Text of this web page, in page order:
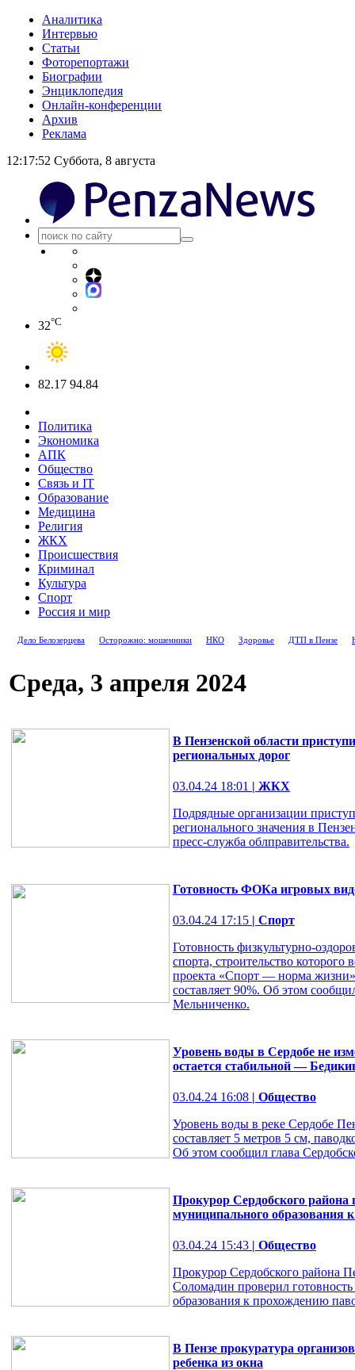
Аналитика
Интервью
Статьи
Фоторепортажи
Биографии
Энциклопедия
Онлайн-конференции
Архив
Реклама
12:17:53 Суббота, 8 августа
32°C
82.17 94.84
Политика
Экономика
АПК
Общество
Связь и IT
Образование
Медицина
Религия
ЖКХ
Происшествия
Криминал
Культура
Спорт
Россия и мир
Дело Белозерцева Осторожно: мошенники НКО Здоровье ДТП в Пензе
Среда, 3 апреля 2024
В Пензенской области
региональных дорог
03.04.24 18:01 | ЖКХ
Подрядные организации
регионального значения в
пресс-служба облправительства.
Готовность ФОКа игровых
03.04.24 17:15 | Спорт
Готовность физкультурно-
спорта, строительство которого
проекта «Спорт — норма
составляет 90%. Об этом
Мельниченко.
Уровень воды в Сердобе не
остается стабильной —
03.04.24 16:08 | Общество
Уровень воды в реке Сердобе
составляет 5 метров 5 см,
Об этом сообщил глава
Прокурор Сердобского района
муниципального образования
03.04.24 15:43 | Общество
Прокурор Сердобского района
Соломадин проверил
образования к прохождению
В Пензе прокуратура
ребенка из окна